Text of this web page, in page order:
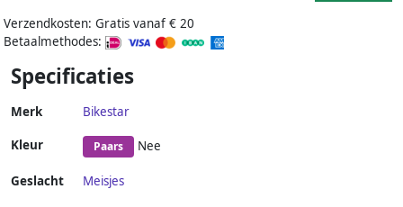
Verzendkosten: Gratis vanaf € 20
Betaalmethodes:
Specificaties
Merk Bikestar
Kleur Paars Nee
Geslacht
Meisjes